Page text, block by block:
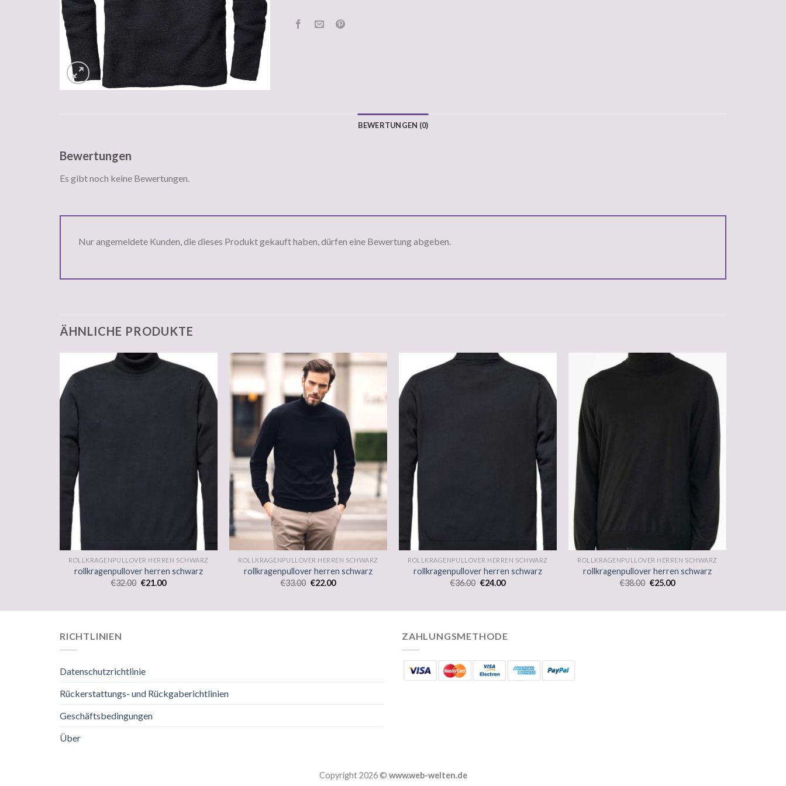
BEWERTUNGEN (0)
Bewertungen
Es gibt noch keine Bewertungen.
Nur angemeldete Kunden, die dieses Produkt gekauft haben, dürfen eine Bewertung abgeben.
ÄHNLICHE PRODUKTE
ROLLKRAGENPULLOVER HERREN SCHWARZ
rollkragenpullover herren schwarz
€32.00 €21.00
ROLLKRAGENPULLOVER HERREN SCHWARZ
rollkragenpullover herren schwarz
€33.00 €22.00
ROLLKRAGENPULLOVER HERREN SCHWARZ
rollkragenpullover herren schwarz
€36.00 €24.00
ROLLKRAGENPULLOVER HERREN SCHWARZ
rollkragenpullover herren schwarz
€38.00 €25.00
RICHTLINIEN
Datenschutzrichtlinie
Rückerstattungs- und Rückgaberichtlinien
Geschäftsbedingungen
Über
ZAHLUNGSMETHODE
Copyright 2026 © www.web-welten.de